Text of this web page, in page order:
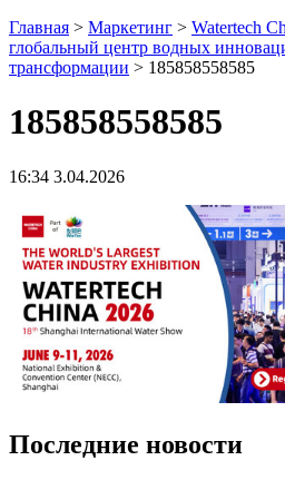
Главная > Маркетинг > Watertech
глобальный центр водных
трансформации > 185858558585
185858558585
16:34 3.04.2026
Последние новости